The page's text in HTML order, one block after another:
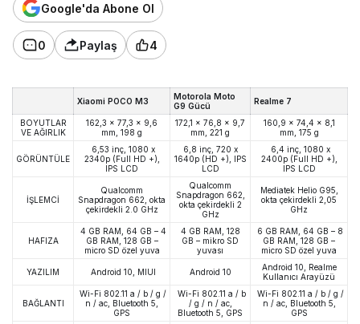
Google'da Abone Ol
0 Paylaş 4
Xiaomi POCO M3
Motorola Moto
G9 Gücü
Realme 7
BOYUTLAR
VE AĞIRLIK
162,3 x 77,3 x 9,6
mm, 198 g
172,1 x 76,8 x 9,7
mm, 221 g
160,9 x 74,4 x 8,1
mm, 175 g
GÖRÜNTÜLE
6,53 inç, 1080 x
2340p (Full HD +),
IPS LCD
6,8 inç, 720 x
1640p (HD +), IPS
LCD
6,4 inç, 1080 x
2400p (Full HD +),
IPS LCD
İŞLEMCİ
Qualcomm
Snapdragon 662, okta
çekirdekli 2.0 GHz
Qualcomm
Snapdragon 662,
okta çekirdekli 2
GHz
Mediatek Helio G95,
okta çekirdekli 2,05
GHz
HAFIZA
4 GB RAM, 64 GB – 4
GB RAM, 128 GB –
micro SD özel yuva
4 GB RAM, 128
GB – mikro SD
yuvası
6 GB RAM, 64 GB – 8
GB RAM, 128 GB –
micro SD özel yuva
YAZILIM Android 10, MIUI Android 10
Android 10, Realme
Kullanıcı Arayüzü
BAĞLANTI
Wi-Fi 802.11 a / b / g /
n / ac, Bluetooth 5,
GPS
Wi-Fi 802.11 a / b
/ g / n / ac,
Bluetooth 5, GPS
Wi-Fi 802.11 a / b / g /
n / ac, Bluetooth 5,
GPS